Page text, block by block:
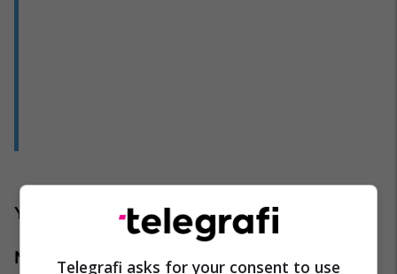
Ylli social David Dobrik
Ndikuesi në estetikë: Bretman Rock
Telegrafi asks for your consent to use